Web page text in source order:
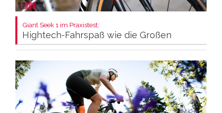
Giant Seek 1 im Praxistest:
Hightech-Fahrspaß wie die Großen